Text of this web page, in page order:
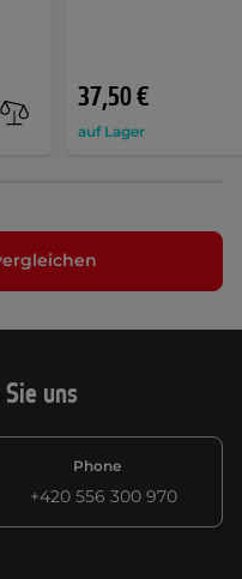
37,50 €
auf Lager
uns
Phone
+420 556 300 970